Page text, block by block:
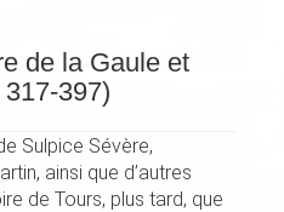
de la Gaule et
397)
Sulpice Sévère,
ainsi que d’autres
de Tours, plus tard, que